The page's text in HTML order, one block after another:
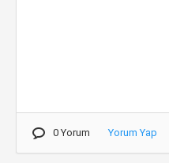
0 Yorum Yorum Yap